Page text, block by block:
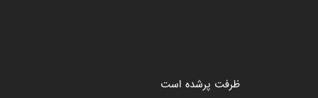
ظرفت پرشده‌ است